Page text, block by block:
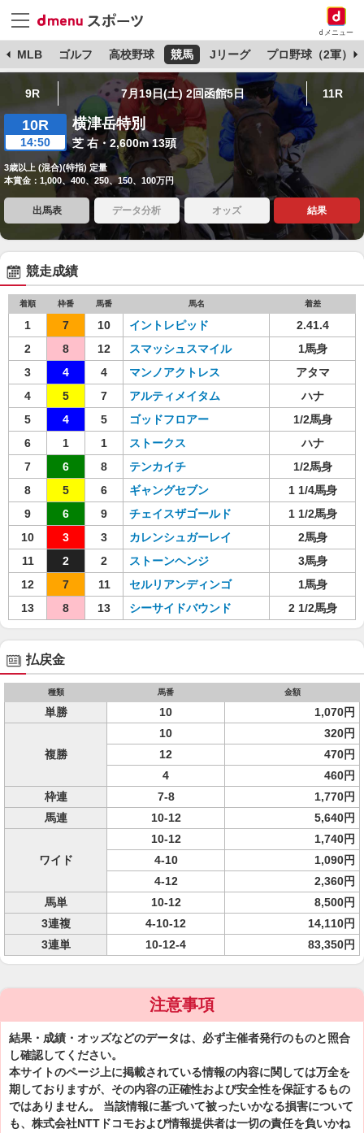
dメニュー
MLB ゴルフ 高校野球 競馬 Jリーグ プロ野球（2軍）
9R 7月19日(土) 2回函館5日 11R
10R
14:50
横津岳特別
芝 右・2,600m 13頭
3歳以上 (混合)(特指) 定量
本賞金：1,000、400、250、150、100万円
出馬表 データ分析 オッズ 結果
競走成績
着順 枠番 馬番 馬名 着差
1 7 10 イントレピッド
2.41.4
2
8 12 スマッシュスマイル
1馬身
3
4 4 マンノアクトレス
アタマ
4
5 7 アルティメイタム
ハナ
5
4 5 ゴッドフロアー
1/2馬身
6
1 1 ストークス
ハナ
7
6 8 テンカイチ
1/2馬身
8
5 6 ギャングセブン
1 1/4馬身
9
6 9 チェイスザゴールド
1 1/2馬身
10
3 3 カレンシュガーレイ
2馬身
11
2 2 ストーンヘンジ
3馬身
12
7 11 セルリアンディンゴ
1馬身
13
8 13 シーサイドバウンド 2 1/2馬身
払戻金
種類 馬番 金額
単勝 10 1,070円
複勝
10
320円
12
470円
4
460円
枠連
7-8
1,770円
馬連
10-12 5,640円
ワイド
10-12
1,740円
4-10
1,090円
4-12
2,360円
馬単
10-12
8,500円
3連複
4-10-12
14,110円
3連単
10-12-4 83,350円
注意事項
結果・成績・オッズなどのデータは、必ず主催者発行のものと照合
し確認してください。
本サイトのページ上に掲載されている情報の内容に関しては万全を
期しておりますが、その内容の正確性および安全性を保証するもの
ではありません。 当該情報に基づいて被ったいかなる損害について
も、株式会社NTTドコモおよび情報提供者は一切の責任を負いかね